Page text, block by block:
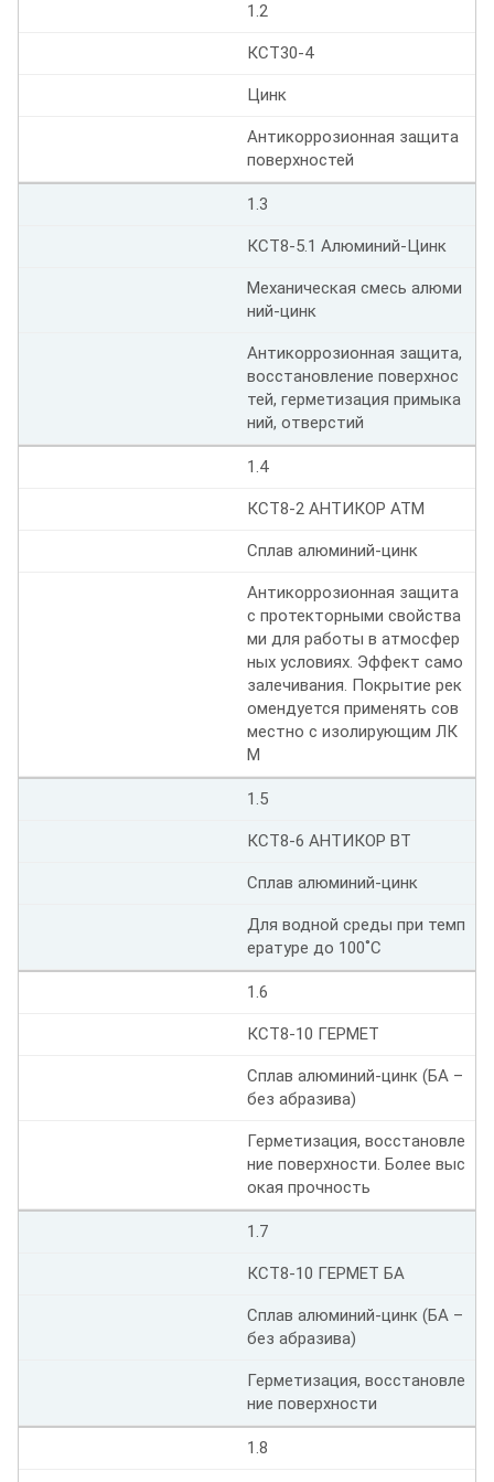
1.2
КСТ30-4
Цинк
Антикоррозионная защита
поверхностей
1.3
КСТ8-5.1 Алюминий-Цинк
Механическая смесь алюми
ний-цинк
Антикоррозионная защита,
восстановление поверхнос
тей, герметизация примыка
ний, отверстий
1.4
КСТ8-2 АНТИКОР АТМ
Сплав алюминий-цинк
Антикоррозионная защита
с протекторными свойства
ми для работы в атмосфер
ных условиях. Эффект само
залечивания. Покрытие рек
омендуется применять сов
местно с изолирующим ЛК
М
1.5
КСТ8-6 АНТИКОР ВТ
Сплав алюминий-цинк
Для водной среды при темп
ературе до 100˚С
1.6
КСТ8-10 ГЕРМЕТ
Сплав алюминий-цинк (БА –
без абразива)
Герметизация, восстановле
ние поверхности. Более выс
окая прочность
1.7
КСТ8-10 ГЕРМЕТ БА
Сплав алюминий-цинк (БА –
без абразива)
Герметизация, восстановле
ние поверхности
1.8